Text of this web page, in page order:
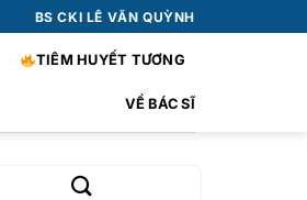
BS CKI LÊ VĂN QUỲNH
TIÊM HUYẾT TƯƠNG
VỀ BÁC SĨ